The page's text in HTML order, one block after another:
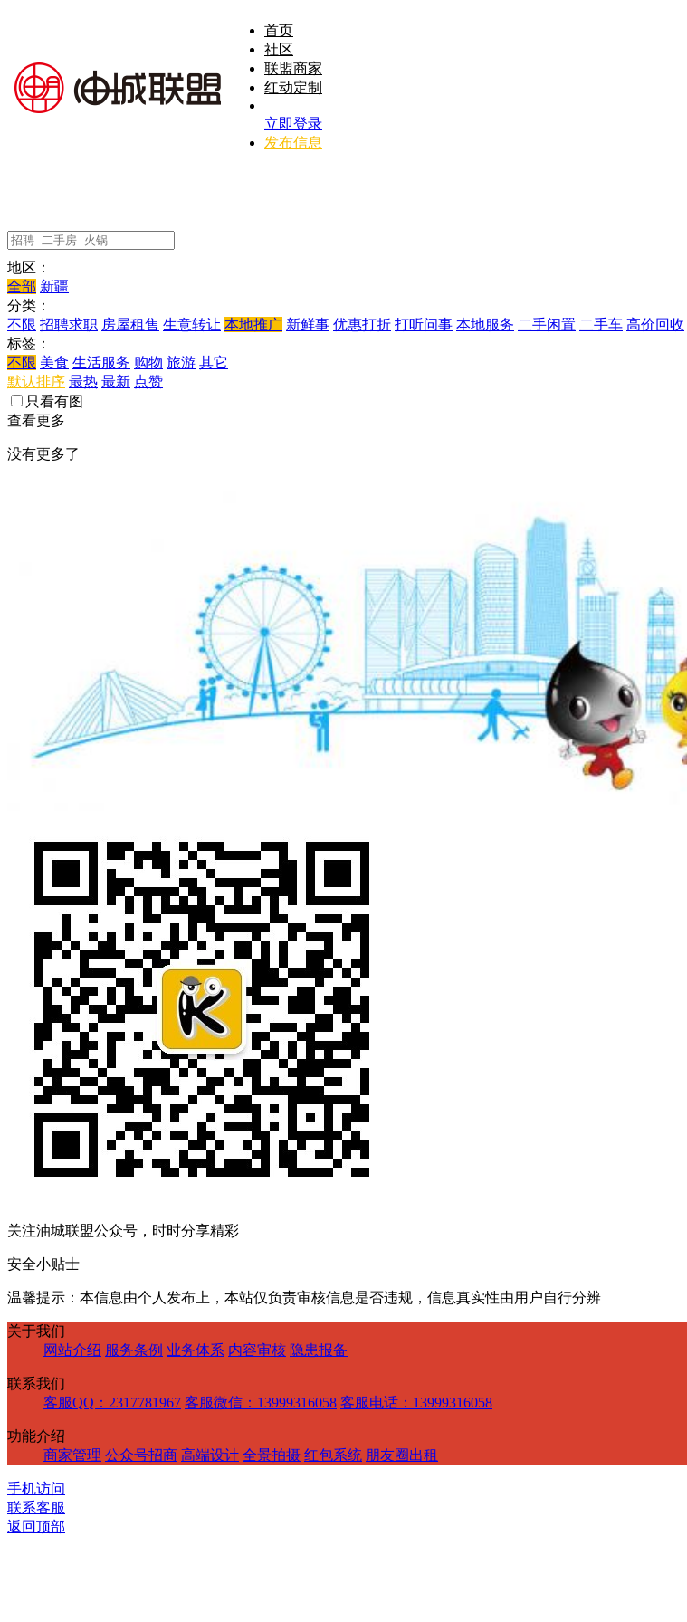
首页
社区
联盟商家
红动定制
立即登录
发布信息
地区：
全部 新疆
分类：
不限 招聘求职 房屋租售 生意转让 本地推广 新鲜事 优惠打折 打听问事 本地服务 二手闲置 二手车 高价回收
标签：
不限 美食 生活服务 购物 旅游 其它
默认排序 最热 最新 点赞
只看有图
查看更多
没有更多了
关注油城联盟公众号，时时分享精彩
安全小贴士
温馨提示：本信息由个人发布上，本站仅负责审核信息是否违规，信息真实性由用户自行分辨
关于我们
网站介绍 服务条例 业务体系 内容审核 隐患报备
联系我们
客服QQ：2317781967 客服微信：13999316058 客服电话：13999316058
功能介绍
商家管理 公众号招商 高端设计 全景拍摄 红包系统 朋友圈出租
手机访问
联系客服
返回顶部